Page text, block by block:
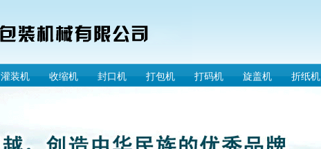
灌装机 收缩机 封口机 打包机 打码机 旋盖机 折纸机